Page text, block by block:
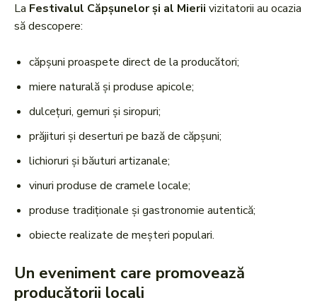
La Festivalul Căpșunelor și al Mierii vizitatorii au ocazia
să descopere:
căpșuni proaspete direct de la producători;
miere naturală și produse apicole;
dulcețuri, gemuri și siropuri;
prăjituri și deserturi pe bază de căpșuni;
lichioruri și băuturi artizanale;
vinuri produse de cramele locale;
produse tradiționale și gastronomie autentică;
obiecte realizate de meșteri populari.
Un eveniment care promovează
producătorii locali